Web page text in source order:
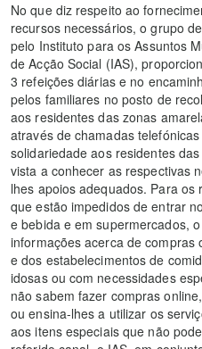
No que diz respeito ao
recursos necessários, o grupo
pelo Instituto para os Assuntos
de Acção Social (IAS),
3 refeições diárias e no
pelos familiares no posto de
aos residentes das zonas
através de chamadas
solidariedade aos residentes
vista a conhecer as respectivas
lhes apoios adequados. Para
que estão impedidos de entrar
e bebida e em supermercados,
informações acerca de compras
e dos estabelecimentos de
idosas ou com necessidades
não sabem fazer compras
ou ensina-lhes a utilizar os
aos itens especiais que não